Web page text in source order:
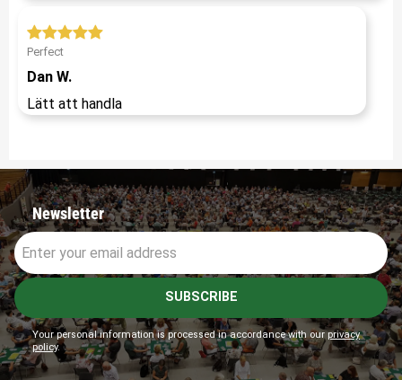
Perfect
Dan W.
Lätt att handla
Newsletter
SUBSCRIBE
Your personal information is processed in accordance with ourprivacy
policy.